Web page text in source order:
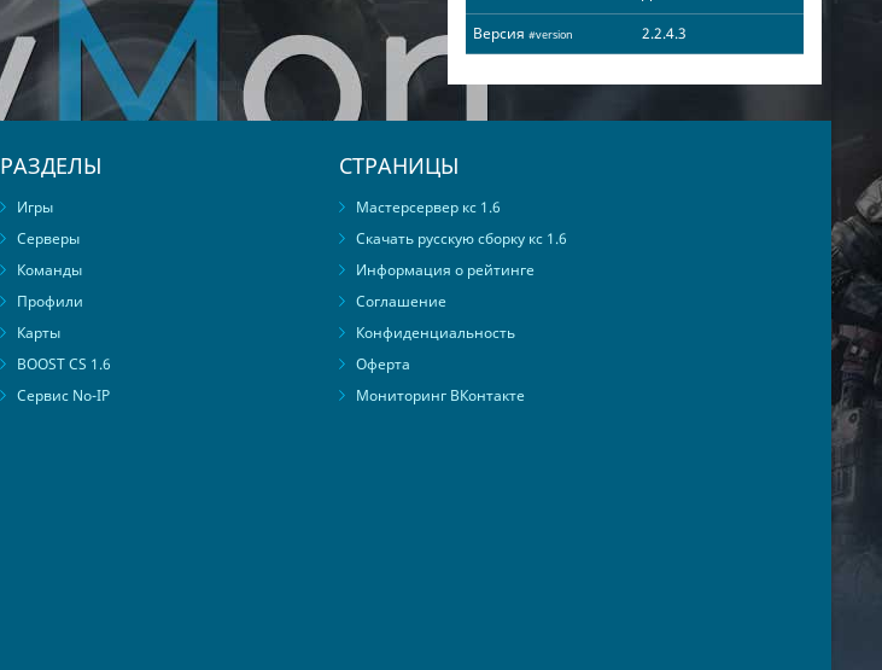
Версия #version 2.2.4.3
РАЗДЕЛЫ
Игры
Серверы
Команды
Профили
Карты
BOOST CS 1.6
Сервис No-IP
СТРАНИЦЫ
Мастерсервер кс 1.6
Скачать русскую сборку кс 1.6
Информация о рейтинге
Соглашение
Конфиденциальность
Оферта
Мониторинг ВКонтакте